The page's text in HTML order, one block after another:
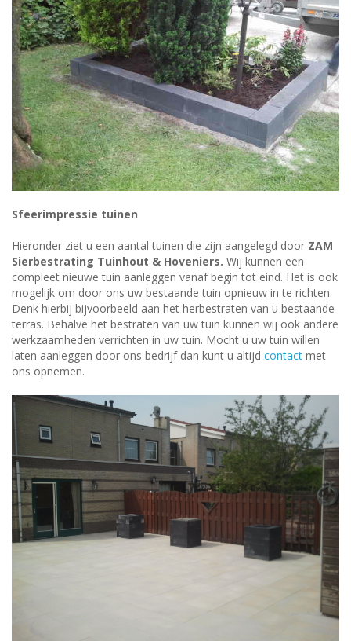
Sfeerimpressie tuinen
Hieronder ziet u een aantal tuinen die zijn aangelegd door ZAM
Sierbestrating Tuinhout & Hoveniers. Wij kunnen een
compleet nieuwe tuin aanleggen vanaf begin tot eind. Het is ook
mogelijk om door ons uw bestaande tuin opnieuw in te richten.
Denk hierbij bijvoorbeeld aan het herbestraten van u bestaande
terras. Behalve het bestraten van uw tuin kunnen wij ook andere
werkzaamheden verrichten in uw tuin. Mocht u uw tuin willen
laten aanleggen door ons bedrijf dan kunt u altijd contact met
ons opnemen.